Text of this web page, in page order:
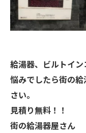
給湯器、ビルトイ
悩みでしたら街の
さい。
見積り無料！！
街の給湯器屋さん